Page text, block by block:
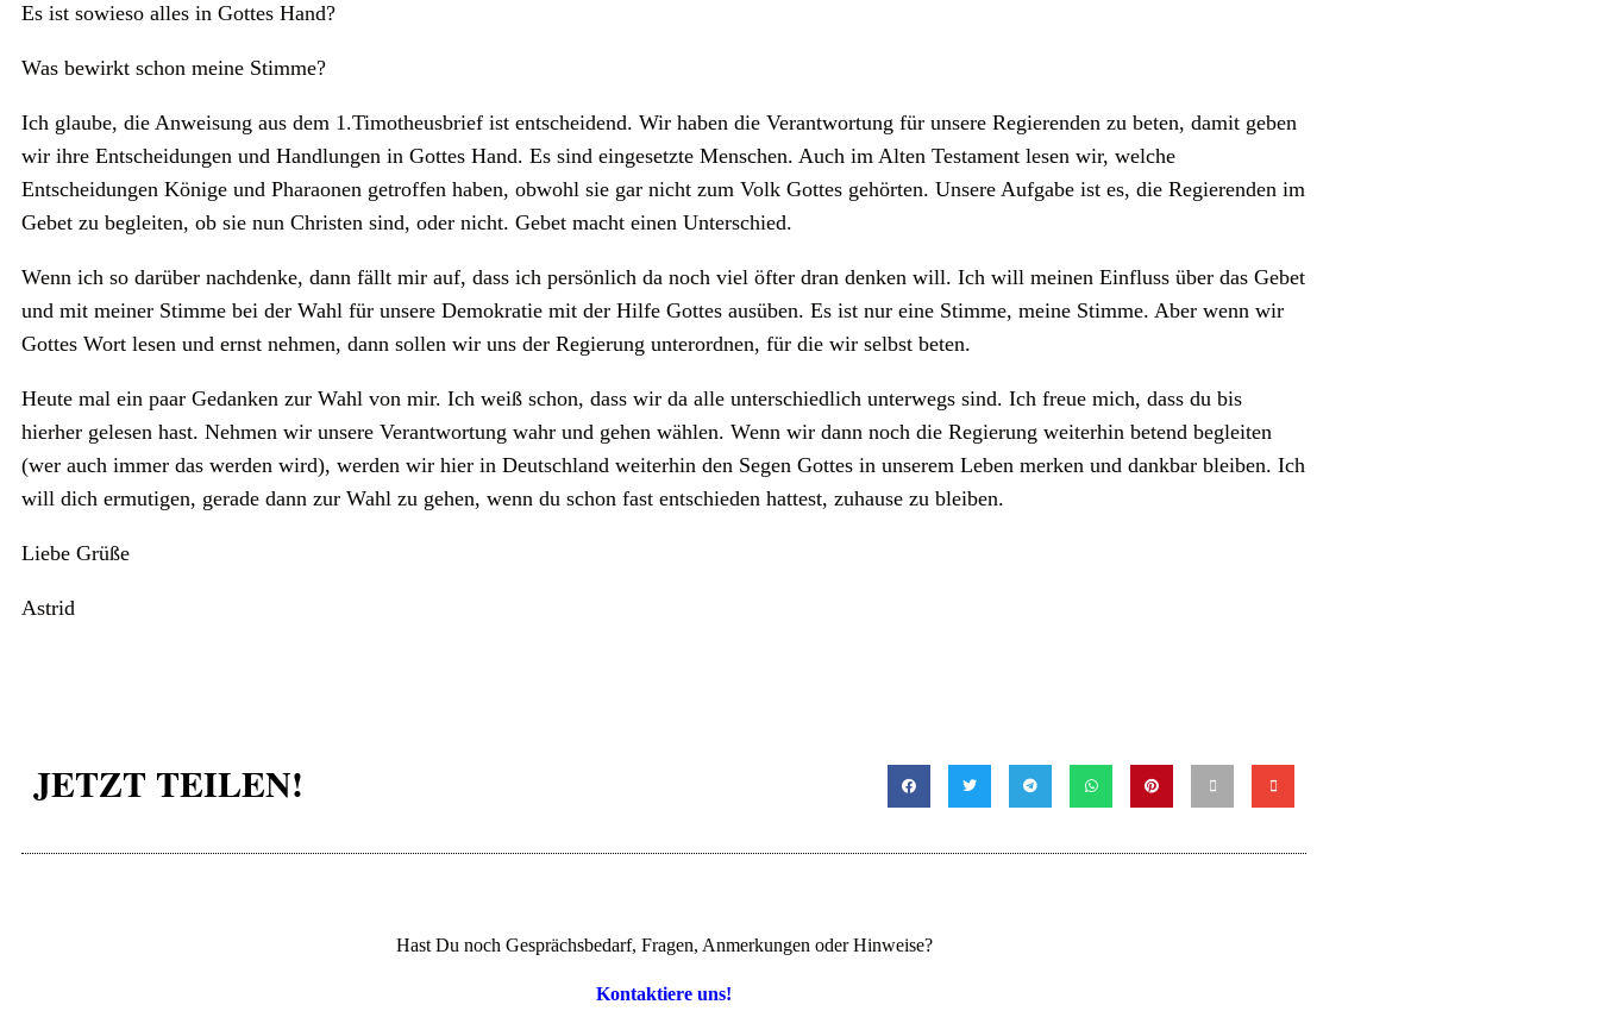
Es ist sowieso alles in Gottes Hand?
Was bewirkt schon meine Stimme?
Ich glaube, die Anweisung aus dem 1.Timotheusbrief ist entscheidend. Wir haben die Verantwortung für unsere Regierenden zu beten, damit geben
wir ihre Entscheidungen und Handlungen in Gottes Hand. Es sind eingesetzte Menschen. Auch im Alten Testament lesen wir, welche
Entscheidungen Könige und Pharaonen getroffen haben, obwohl sie gar nicht zum Volk Gottes gehörten. Unsere Aufgabe ist es, die Regierenden im
Gebet zu begleiten, ob sie nun Christen sind, oder nicht. Gebet macht einen Unterschied.
Wenn ich so darüber nachdenke, dann fällt mir auf, dass ich persönlich da noch viel öfter dran denken will. Ich will meinen Einfluss über das Gebet
und mit meiner Stimme bei der Wahl für unsere Demokratie mit der Hilfe Gottes ausüben. Es ist nur eine Stimme, meine Stimme. Aber wenn wir
Gottes Wort lesen und ernst nehmen, dann sollen wir uns der Regierung unterordnen, für die wir selbst beten.
Heute mal ein paar Gedanken zur Wahl von mir. Ich weiß schon, dass wir da alle unterschiedlich unterwegs sind. Ich freue mich, dass du bis
hierher gelesen hast. Nehmen wir unsere Verantwortung wahr und gehen wählen. Wenn wir dann noch die Regierung weiterhin betend begleiten
(wer auch immer das werden wird), werden wir hier in Deutschland weiterhin den Segen Gottes in unserem Leben merken und dankbar bleiben. Ich
will dich ermutigen, gerade dann zur Wahl zu gehen, wenn du schon fast entschieden hattest, zuhause zu bleiben.
Liebe Grüße
Astrid
JETZT TEILEN!
Hast Du noch Gesprächsbedarf, Fragen, Anmerkungen oder Hinweise?
Kontaktiere uns!